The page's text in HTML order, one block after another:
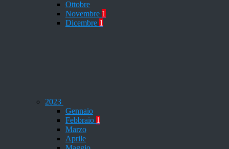
Ottobre
Novembre 1
Dicembre 1
2023
Gennaio
Febbraio 1
Marzo
Aprile